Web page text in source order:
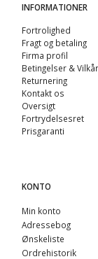
INFORMATIONER
Fortrolighed
Fragt og betaling
Firma profil
Betingelser & Vilkår
Returnering
Kontakt os
Oversigt
Fortrydelsesret
Prisgaranti
KONTO
Min konto
Adressebog
Ønskeliste
Ordrehistorik